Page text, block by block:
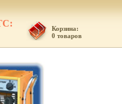
Корзина:
0 товаров